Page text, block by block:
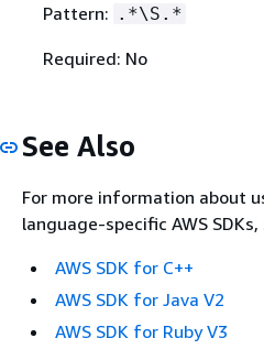
Pattern: .*\S.*
Required: No
See Also
For more information about
language-specific AWS
AWS SDK for C++
AWS SDK for Java V2
AWS SDK for Ruby V3